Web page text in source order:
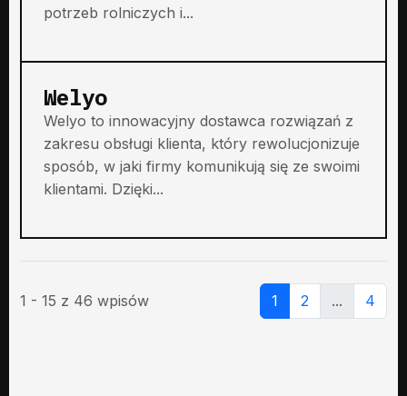
potrzeb rolniczych i...
Welyo
Welyo to innowacyjny dostawca rozwiązań z
zakresu obsługi klienta, który rewolucjonizuje
sposób, w jaki firmy komunikują się ze swoimi
klientami. Dzięki...
1 - 15 z 46 wpisów 1 2 ... 4